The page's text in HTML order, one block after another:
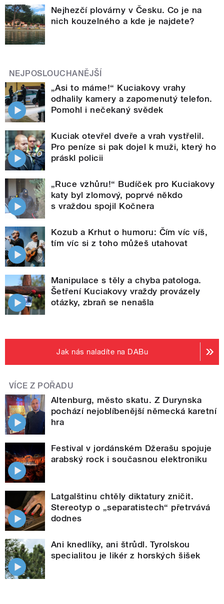
Nejhezčí plovárny v Česku. Co je na
nich kouzelného a kde je najdete?
NEJPOSLOUCHANĚJŠÍ
„Asi to máme!“ Kuciakovy vrahy
odhalily kamery a zapomenutý telefon.
Pomohl i nečekaný svědek
Kuciak otevřel dveře a vrah vystřelil.
Pro peníze si pak dojel k muži, který ho
práskl policii
„Ruce vzhůru!“ Budíček pro Kuciakovy
katy byl zlomový, poprvé někdo
s vraždou spojil Kočnera
Kozub a Krhut o humoru: Čím víc víš,
tím víc si z toho můžeš utahovat
Manipulace s těly a chyba patologa.
Šetření Kuciakovy vraždy provázely
otázky, zbraň se nenašla
Jak nás naladíte na DABu
VÍCE Z POŘADU
Altenburg, město skatu. Z Durynska
pochází nejoblíbenější německá karetní
hra
Festival v jordánském Džerašu spojuje
arabský rock i současnou elektroniku
Latgalštinu chtěly diktatury zničit.
Stereotyp o „separatistech“ přetrvává
dodnes
Ani knedlíky, ani štrůdl. Tyrolskou
specialitou je likér z horských šišek